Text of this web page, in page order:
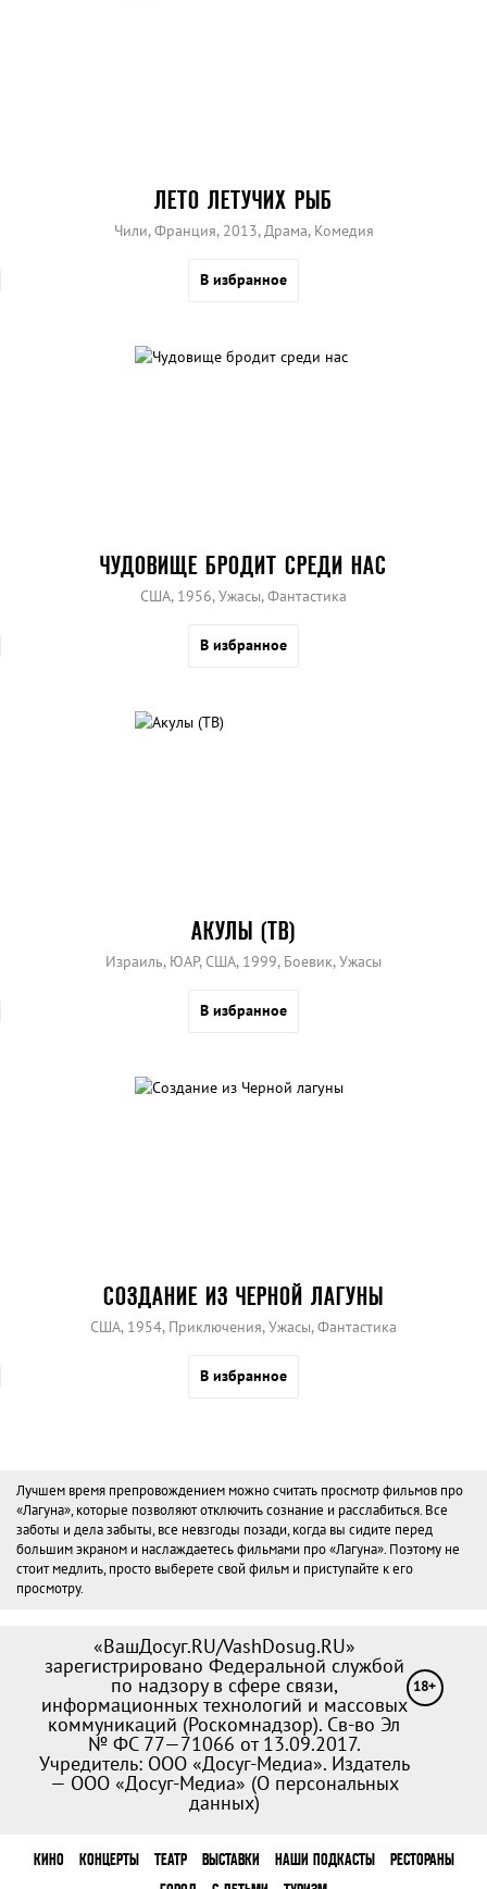
ЛЕТО ЛЕТУЧИХ РЫБ
Чили, Франция, 2013, Драма, Комедия
В избранное
ЧУДОВИЩЕ БРОДИТ СРЕДИ НАС
США, 1956, Ужасы, Фантастика
В избранное
АКУЛЫ (ТВ)
Израиль, ЮАР, США, 1999, Боевик, Ужасы
В избранное
СОЗДАНИЕ ИЗ ЧЕРНОЙ ЛАГУНЫ
США, 1954, Приключения, Ужасы, Фантастика
В избранное
Лучшем время препровождением можно считать просмотр фильмов про
«Лагуна», которые позволяют отключить сознание и расслабиться. Все
заботы и дела забыты, все невзгоды позади, когда вы сидите перед
большим экраном и наслаждаетесь фильмами про «Лагуна». Поэтому не
стоит медлить, просто выберете свой фильм и приступайте к его
просмотру.
«ВашДосуг.RU/VashDosug.RU»
зарегистрировано Федеральной службой
по надзору в сфере связи,
информационных технологий и массовых
коммуникаций (Роскомнадзор). Св-во Эл
№ ФС 77—71066 от 13.09.2017.
Учредитель: ООО «Досуг-Медиа». Издатель
— ООО «Досуг-Медиа» (О персональных
данных)
18+
КИНО КОНЦЕРТЫ ТЕАТР ВЫСТАВКИ НАШИ ПОДКАСТЫ
РЕСТОРАНЫ